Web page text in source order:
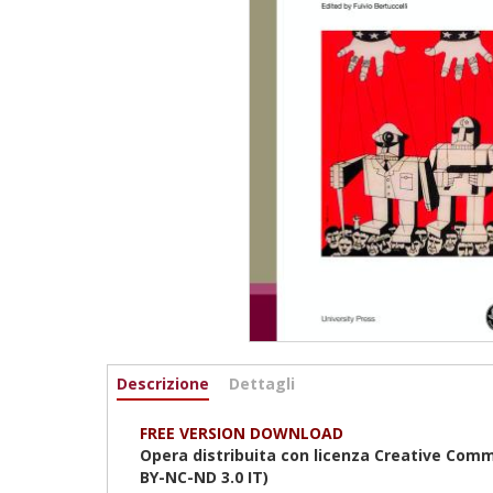
Informazioni
Descrizione (active
Dettagli
FREE VERSION DOWNLOAD
Opera distribuita con licenza Creative
BY-NC-ND 3.0 IT)